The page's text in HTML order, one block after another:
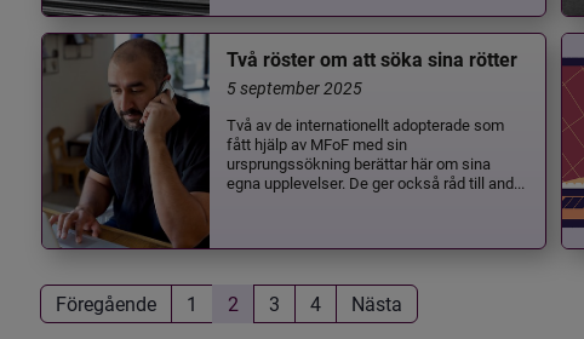
Två röster om att söka sina rötter
5 september 2025
Två av de internationellt adopterade som
fått hjälp av MFoF med sin
ursprungssökning berättar här om sina
egna upplevelser. De ger också råd till and...
Föregående 1 2 3 4 Nästa